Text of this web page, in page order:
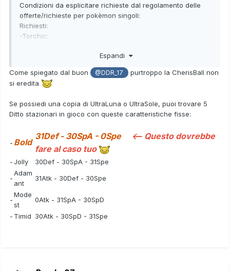
Condizioni da esplicitare richieste dal regolamento delle
offerte/richieste per pokèmon singoli:
Richiesti:
-Torchic:
-Natura irrilevante
-Abilità Accelleratore
i pokèmon evento, così sono sicuro che il Torchic sia stato
ottenuto tramite l'accoppiamneto di quello evento
-Regione di proenienza irrilevante
-Ditto:
-Livello Irrilevante
-Sesso ---
-Abilità irrilevante
-Regione di provenienza irrilevante
Espandi
Come spiegato dal buon @DDR_17
purtroppo la CherisBall non
si eredita
Se possiedi una copia di UltraLuna o UltraSole, puoi trovare 5
Ditto stazionari in gioco con queste caratteristiche fisse:
- Bold
31Def - 30SpA - 0Spe
<-- Questo dovrebbe
fare al caso tuo
-Jolly
30Def - 30SpA - 31Spe
-
Adam
ant
31Atk - 30Def - 30Spe
-
Mode
st
0Atk - 31SpA - 30SpD
- Timid 30Atk - 30SpD - 31Spe